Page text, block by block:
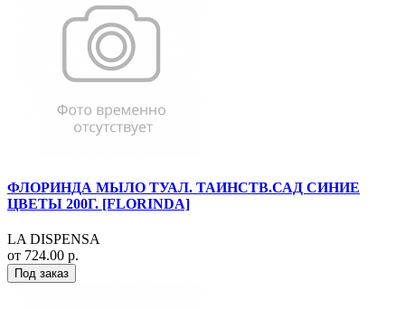
ФЛОРИНДА МЫЛО ТУАЛ. ТАИНСТВ.САД СИНИЕ
ЦВЕТЫ 200Г. [FLORINDA]
LA DISPENSA
от 724.00 р.
Под заказ